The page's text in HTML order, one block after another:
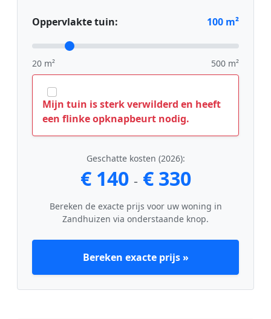
Oppervlakte tuin: 100 m²
20 m² 500 m²
Mijn tuin is sterk verwilderd en heeft
een flinke opknapbeurt nodig.
Geschatte kosten (2026):
€ 140 - € 330
Bereken de exacte prijs voor uw woning in
Zandhuizen via onderstaande knop.
Bereken exacte prijs »